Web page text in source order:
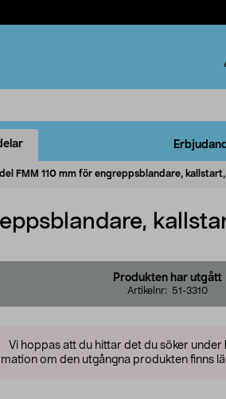
FMM 110 mm för engreppsblandare,
Produkten har utgått
Artikelnr: 51-3310
Vi hoppas att du hittar det du söker under
om den utgångna produkten finns